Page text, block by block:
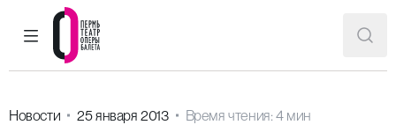
ГЛАВНОЕ МЕНЮ
Пермский театр оперы и балета
Новости 25 января 2013 Время чтения: 4 мин